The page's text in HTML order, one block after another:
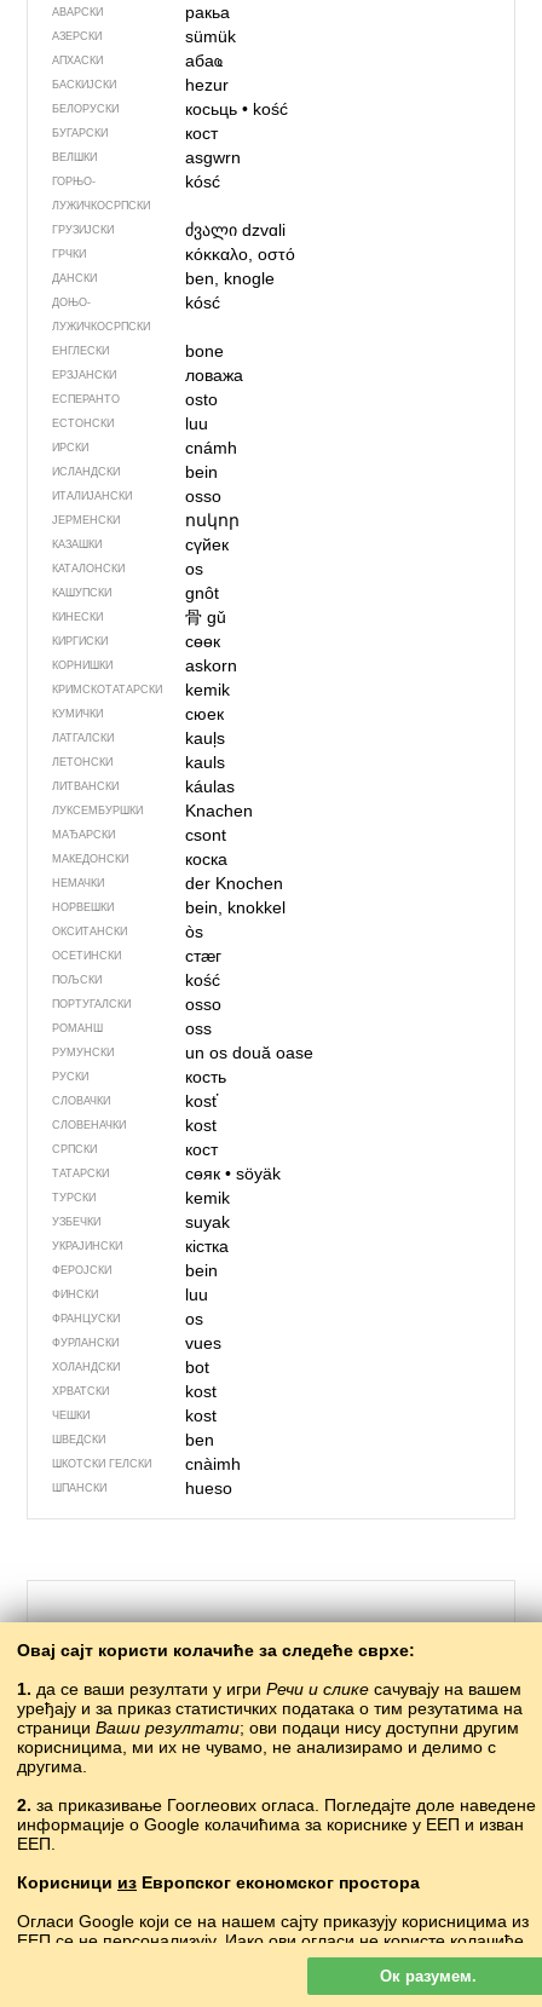
АВАРСКИ ракьа
АЗЕРСКИ sümük
АПХАСКИ абаҩ
БАСКИЈСКИ hezur
БЕЛОРУСКИ косьць• kość
БУГАРСКИ кост
ВЕЛШКИ asgwrn
ГОРЊО­
ЛУЖИЧКОСРПСКИ
kósć
ГРУЗИЈСКИ ძვალიdzvɑli
ГРЧКИ κόκκαλο, οστό
ДАНСКИ ben, knogle
ДОЊО­
ЛУЖИЧКОСРПСКИ
kósć
ЕНГЛЕСКИ bone
ЕРЗЈАНСКИ ловажа
ЕСПЕРАНТО osto
ЕСТОНСКИ luu
ИРСКИ cnámh
ИСЛАНДСКИ bein
ИТАЛИЈАНСКИ osso
ЈЕРМЕНСКИ ոսկոր
КАЗАШКИ сүйек
КАТАЛОНСКИ os
КАШУПСКИ gnôt
КИНЕСКИ 骨gǔ
КИРГИСКИ сөөк
КОРНИШКИ askorn
КРИМСКОТАТАРСКИ kemik
КУМИЧКИ сюек
ЛАТГАЛСКИ kauļs
ЛЕТОНСКИ kauls
ЛИТВАНСКИ káulas
ЛУКСЕМБУРШКИ Knachen
МАЂАРСКИ csont
МАКЕДОНСКИ коска
НЕМАЧКИ der Knochen
НОРВЕШКИ bein, knokkel
ОКСИТАНСКИ òs
ОСЕТИНСКИ стӕг
ПОЉСКИ kość
ПОРТУГАЛСКИ osso
РОМАНШ oss
РУМУНСКИ un osdouă oase
РУСКИ кость
СЛОВАЧКИ kosť
СЛОВЕНАЧКИ kost
СРПСКИ кост
ТАТАРСКИ сөяк• söyäk
ТУРСКИ kemik
УЗБЕЧКИ suyak
УКРАЈИНСКИ кістка
ФЕРОЈСКИ bein
ФИНСКИ luu
ФРАНЦУСКИ os
ФУРЛАНСКИ vues
ХОЛАНДСКИ bot
ХРВАТСКИ kost
ЧЕШКИ kost
ШВЕДСКИ ben
ШКОТСКИ ГЕЛСКИ cnàimh
ШПАНСКИ hueso
262 – црква
АБАЗИНСКИ ?
АВАРСКИ
АПХАСКИ
БАСКИЈСКИ eliza
БЕЛОРУСКИ касьцёл, царква
Овај сајт користи колачиће за следеће сврхе:
1. да се ваши резултати у игри Речи и слике сачувају на вашем
уређају и за приказ статистичких података о тим резутатима на
страници Ваши резултати; ови подаци нису доступни другим
корисницима, ми их не чувамо, не анализирамо и делимо с
другима.
2. за приказивање Гооглеових огласа. Погледајте доле наведене
информације о Google колачићима за кориснике у ЕЕП и изван
ЕЕП.
Корисници из Европског економског простора
Огласи Google који се на нашем сајту приказују корисницима из
ЕЕП се не персонализују. Иако ови огласи не користе колачиће
за персонализацију огласа, користе их за омогућавање
ограничавања учесталости, збирно извештавање о огласима и
борбу против преваре и злоупотребе.
Ок разумем.